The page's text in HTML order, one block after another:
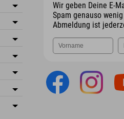
Wir geben Deine E-
Spam genauso
Abmeldung ist